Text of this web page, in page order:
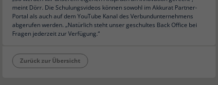
meint Dörr. Die Schulungsvideos können sowohl im Akkurat Partner-
Portal als auch auf dem YouTube Kanal des Verbundunternehmens
abgerufen werden. „Natürlich steht unser geschultes Back Office bei
Fragen jederzeit zur Verfügung.“
Zurück zur Übersicht